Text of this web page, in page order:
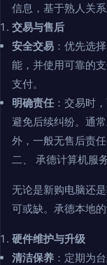
信息，基于熟人关
交易与售后
安全交易 ：优先选
能，并使用可靠的
支付。
明确责任 ：交易时
避免后续纠纷。通
外，一般无售后责任
二、 承德计算机服
无论是新购电脑还
可或缺。承德本地
硬件维护与升级
清洁保养 ：定期为